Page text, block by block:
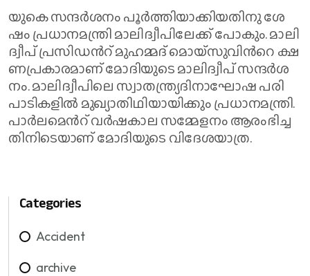
യു​കെ സ​ന്ദ​ർ​ശ​നം പൂ​ർ​ത്തി​യാ​ക്കി​യ​തി​നു ശേ​
ഷം പ്ര​ധാ​ന​മ​ന്ത്രി മാ​ലി​ദ്വീ​പി​ലേ​ക്ക് പോ​കും. മാ​ലി​
ദ്വീ​പ് പ്ര​സി​ഡ​ന്‍റ് മു​ഹ​മ്മ​ദ് മൊ​യ്സു​വി​ന്‍റെ ക്ഷ​
ണ​പ്ര​കാ​ര​മാ​ണ് മോ​ദി​യു​ടെ മാ​ലി​ദ്വീ​പ് സ​ന്ദ​ർ​ശ​
നം. മാ​ലി​ദ്വീ​പി​ലെ സ്വാ​ത​ന്ത്ര്യ​ദി​നാ​ഘോ​ഷ പ​രി​
പാ​ടി​ക​ളി​ൽ മു​ഖ്യാ​തി​ഥി​യാ​യി​ക്കും പ്ര​ധാ​ന​മ​ന്ത്രി.
പാ​ര്‍​ല​മെ​ന്‍റ് വ​ര്‍​ഷ​കാ​ല സ​മ്മേ​ള​നം ആ​രം​ഭി​ച്ച​
തി​നി​ടെ​യാ​ണ് മോ​ദി​യു​ടെ വി​ദേ​ശ​യാ​ത്ര.
Categories
Accident
archive